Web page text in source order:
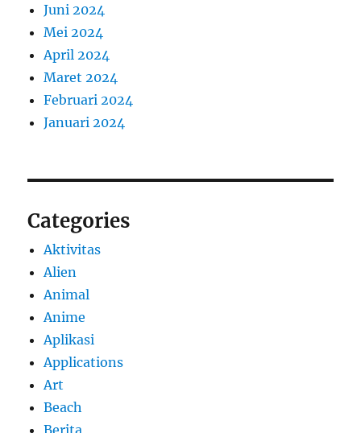
Juni 2024
Mei 2024
April 2024
Maret 2024
Februari 2024
Januari 2024
Categories
Aktivitas
Alien
Animal
Anime
Aplikasi
Applications
Art
Beach
Berita